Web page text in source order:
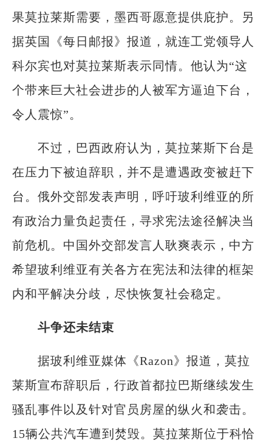
果莫拉莱斯需要，墨西哥愿意提供庇护。另
据英国《每日邮报》报道，就连工党领导人
科尔宾也对莫拉莱斯表示同情。他认为“这
个带来巨大社会进步的人被军方逼迫下台，
令人震惊”。
不过，巴西政府认为，莫拉莱斯下台是
在压力下被迫辞职，并不是遭遇政变被赶下
台。俄外交部发表声明，呼吁玻利维亚的所
有政治力量负起责任，寻求宪法途径解决当
前危机。中国外交部发言人耿爽表示，中方
希望玻利维亚有关各方在宪法和法律的框架
内和平解决分歧，尽快恢复社会稳定。
斗争还未结束
据玻利维亚媒体《Razon》报道，莫拉
莱斯宣布辞职后，行政首都拉巴斯继续发生
骚乱事件以及针对官员房屋的纵火和袭击。
15辆公共汽车遭到焚毁。莫拉莱斯位于科恰